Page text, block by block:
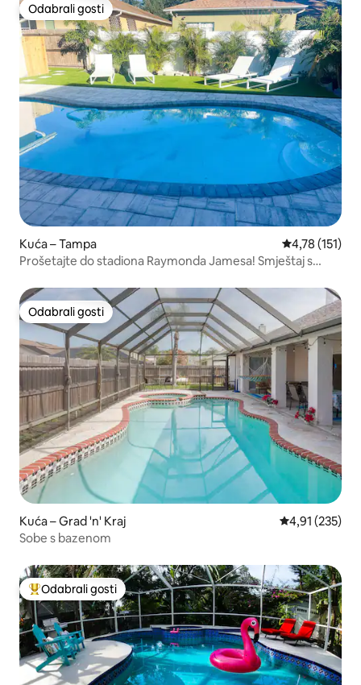
Odabrali gosti
Odabrali gosti
Kuća – Tampa Prosječna
4,78 (151)
Prošetajte do stadiona Raymonda Jamesa! Smještaj s
Odabrali gosti
Odabrali gosti
Kuća – Grad 'n' Kraj Prosječna
4,91 (235)
Sobe s bazenom
Među najviše rangiranima s oznakom „Odabrali gosti”
Odabrali gosti